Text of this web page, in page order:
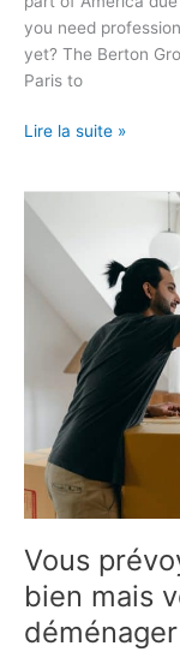
you need
yet? The Berton
Paris to
Lire la suite »
Vous
bien mais
Vous
prévoyez
votre
vous
savez
pas
quand
déménager
?